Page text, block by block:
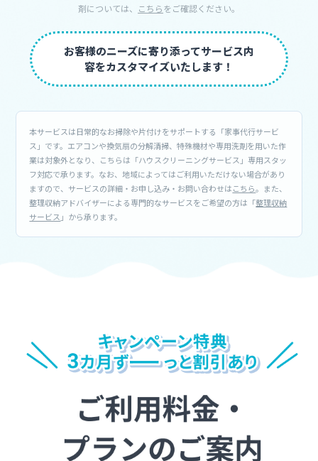
剤については、
こちらをご確認ください。
お客様のニーズに寄り添ってサービス内
容をカスタマイズいたします！
本サービスは日常的なお掃除や片付けをサポートする「家事代行サービ
ス」です。エアコンや換気扇の分解清掃、特殊機材や専用洗剤を用いた作
業は対象外となり、こちらは「ハウスクリーニングサービス」専用スタッ
フ対応で承ります。なお、地域によってはご利用いただけない場合があり
ますので、サービスの詳細・お申し込み・お問い合わせはこちら。また、
整理収納アドバイザーによる専門的なサービスをご希望の方は「整理収納
サービス 」から承ります。